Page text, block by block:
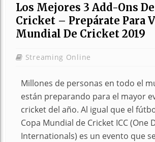
Los Mejores 3 Add-Ons
Cricket – Prepárate Para
Mundial De Cricket 2019
Streaming Online
Millones de personas en todo el
están preparando para el mayor
cricket del año. Al igual que el
Copa Mundial de Cricket ICC (One
Internationals) es un evento que